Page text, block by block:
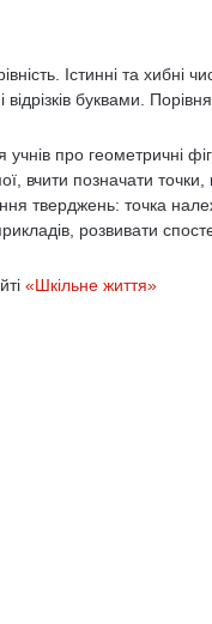
Істинні та хибні
відрізків буквами.
про геометричні
вчити позначати точки,
тверджень: точка
розвивати
«Шкільне життя»